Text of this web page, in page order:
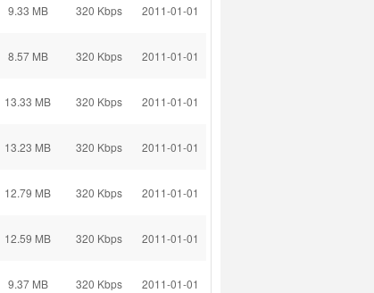
9.33 MB 320 Kbps 2011-01-01
8.57 MB 320 Kbps 2011-01-01
13.33 MB 320 Kbps 2011-01-01
13.23 MB 320 Kbps 2011-01-01
12.79 MB 320 Kbps 2011-01-01
12.59 MB 320 Kbps 2011-01-01
9.37 MB 320 Kbps 2011-01-01